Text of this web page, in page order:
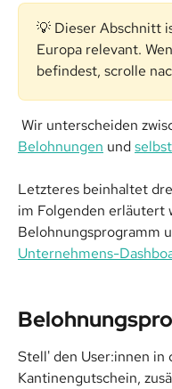
💡 Dieser Abschnitt
Europa relevant.
befindest, scrolle
Wir unterscheiden
Belohnungen und
Letzteres beinhaltet
im Folgenden erläutert
Belohnungsprogramm
Unternehmens-
Stell' den User:innen in
Kantinengutschein,